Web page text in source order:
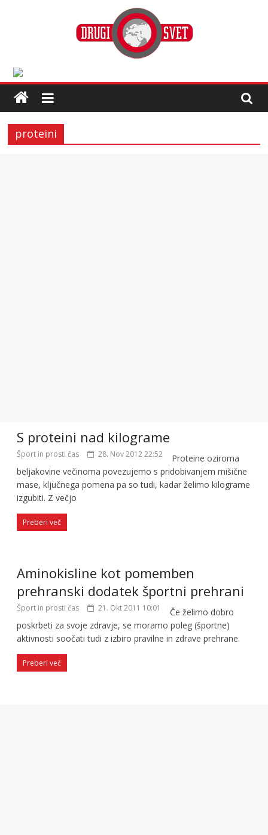
proteini
S proteini nad kilograme
Šport in prosti čas 28. Nov 2012 22:52
Proteine oziroma
beljakovine večinoma povezujemo s pridobivanjem mišične
mase, ključnega pomena pa so tudi, kadar želimo kilograme
izgubiti. Z večjo
Preberi več
Aminokisline kot pomemben
prehranski dodatek športni prehrani
Šport in prosti čas 21. Okt 2011 10:01
Če želimo dobro
poskrbeti za svoje zdravje, se moramo poleg (športne)
aktivnosti soočati tudi z izbiro pravilne in zdrave prehrane.
Preberi več